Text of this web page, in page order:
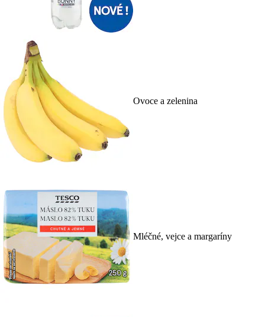
Ovoce a zelenina
Mléčné, vejce a margaríny